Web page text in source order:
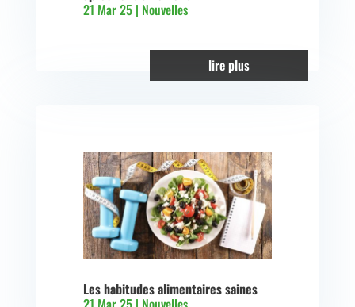
21 Mar 25| Nouvelles
lire plus
Les habitudes alimentaires saines